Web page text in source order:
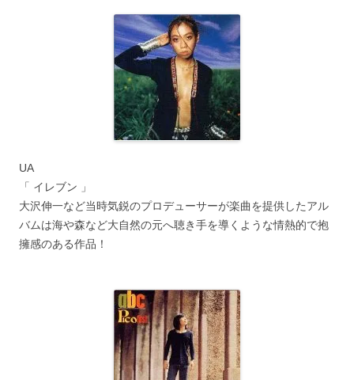
UA
「 イレブン 」
大沢伸一など当時気鋭のプロデューサーが楽曲を提供したアル
バムは海や森など大自然の元へ聴き手を導くような情熱的で抱
擁感のある作品！